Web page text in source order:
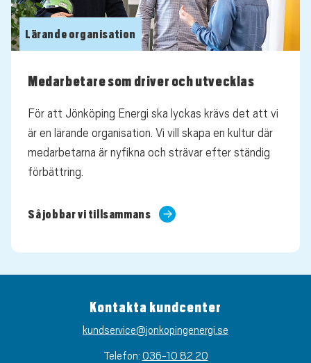
Lärande organisation
Medarbetare som driver och utvecklas
För att Jönköping Energi ska lyckas krävs det att vi
är en lärande organisation. Vi vill skapa en kultur där
medarbetarna är nyfikna och strävar efter ständig
förbättring.
Så jobbar vi tillsammans
Kontakta kundcenter
kundservice@jonkopingenergi.se
Telefon: 036-10 82 20